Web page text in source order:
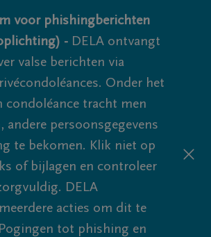
voor phishingberichten
- DELA ontvangt
valse berichten via
Onder het
condoléance tracht men
andere persoonsgegevens
te bekomen. Klik niet op
of bijlagen en controleer
DELA
acties om dit te
tot phishing en